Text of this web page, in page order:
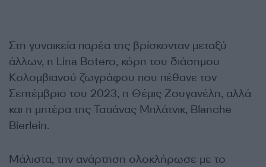
Στη γυναικεία παρέα της βρίσκονταν μεταξύ
άλλων, η Lina Botero, κόρη του διάσημου
Κολομβιανού ζωγράφου που πέθανε τον
Σεπτέμβριο του 2023, η Θέμις Ζουγανέλη, αλλά
και η μητέρα της Τατιάνας Μπλάτνικ, Blanche
Bierlein.
Μάλιστα, την ανάρτηση ολοκλήρωσε με το